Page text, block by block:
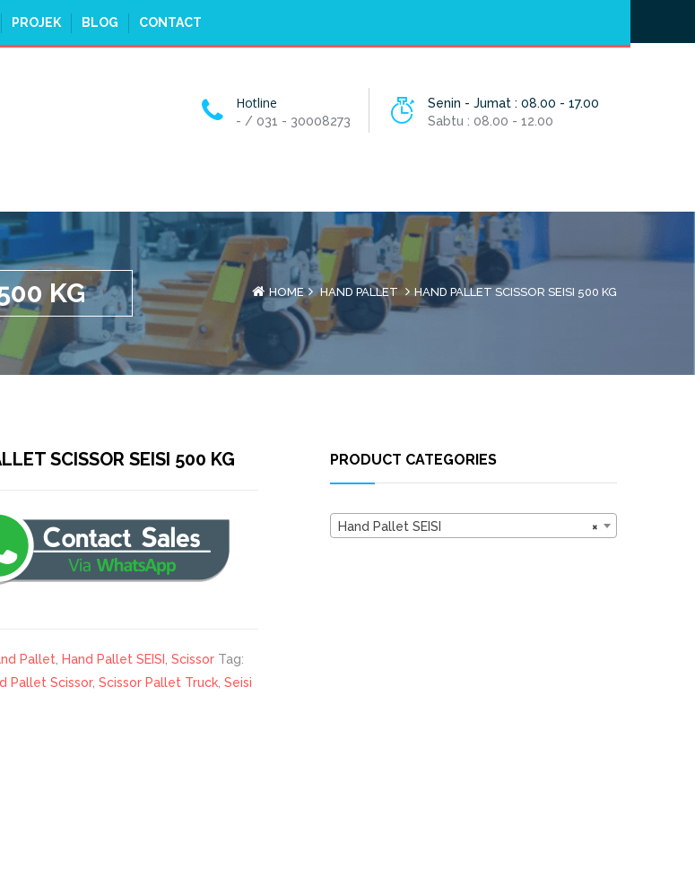
Senin - Jumat : 08.00 - 17.00
Sabtu : 08.00 - 12.00
Hotline
- / 031 - 30008273
PROJEK BLOG CONTACT
KG HOME HAND PALLET HAND PALLET SCISSOR SEISI 500 KG
SCISSOR SEISI 500 KG
Pallet Hand Pallet SEISI Scissor Tag:
Pallet Scissor, Scissor Pallet Truck Seisi
PRODUCT CATEGORIES
×
Hand Pallet SEISI